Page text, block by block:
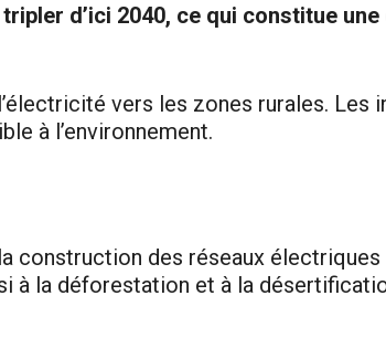
d’ici 2040, ce qui constitue
vers les zones rurales. Les
à l’environnement.
construction des réseaux électriques
à la déforestation et à la